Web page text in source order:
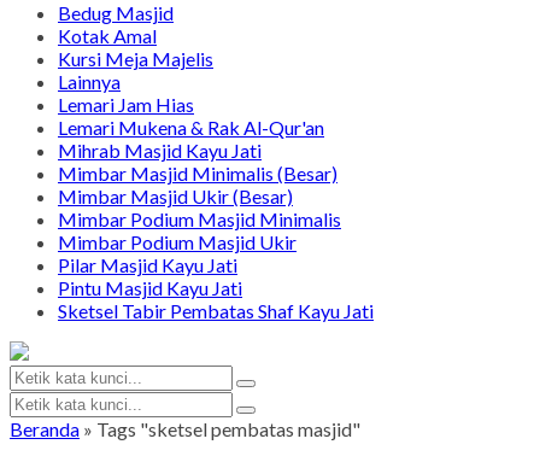
Bedug Masjid
Kotak Amal
Kursi Meja Majelis
Lainnya
Lemari Jam Hias
Lemari Mukena & Rak Al-Qur'an
Mihrab Masjid Kayu Jati
Mimbar Masjid Minimalis (Besar)
Mimbar Masjid Ukir (Besar)
Mimbar Podium Masjid Minimalis
Mimbar Podium Masjid Ukir
Pilar Masjid Kayu Jati
Pintu Masjid Kayu Jati
Sketsel Tabir Pembatas Shaf Kayu Jati
Beranda » Tags "sketsel pembatas masjid"